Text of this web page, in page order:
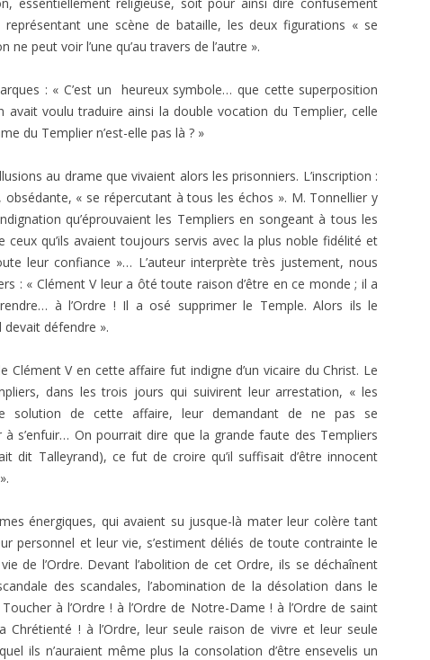
E.T. N° 409-410 SEPT. ET NOV.-
DÉC.1968
AOÛT 1968
E.T. N° 394 MARS AVRIL 1966
E. T. Nº 296, DÉC. 1951
E. T. Nº 291, AVRIL-MAI 1951
MAGISTER. MANUAL DEL
MAGISTER. MANUAL DEL
MAESTRO SECRETO.
JEAN-PAUL GARNIER. BARRAS, ROI
DU DIRECTOIRE.
une scène de bataille, les deux figurations « se
peut voir l’une qu’au travers de l’autre ».
: « C’est un heureux symbole… que cette superposition
avait voulu traduire ainsi la double vocation du Templier, celle
du Templier n’est-elle pas là ? »
au drame que vivaient alors les prisonniers. L’inscription :
« se répercutant à tous les échos ». M. Tonnellier y
qu’éprou­vaient les Templiers en songeant à tous les
qu’ils avaient toujours servis avec la plus noble fidélité et
leur confiance »… L’auteur inter­prète très justement, nous
: « Clément V leur a ôté toute raison d’être en ce monde ; il a
à l’Ordre ! Il a osé supprimer le Temple. Alors ils le
devait défendre ».
Clément V en cette affaire fut indigne d’un vicaire du Christ. Le
dans les trois jours qui suivirent leur arrestation, « les
solution de cette affaire, leur demandant de ne pas se
s’enfuir… On pourrait dire que la grande faute des Templiers
dit Talleyrand), ce fut de croire qu’il suffisait d’être innocent
énergiques, qui avaient su jusque-là mater leur colère tant
personnel et leur vie, s’estiment déliés de toute contrainte le
de l’Ordre. Devant l’abolition de cet Ordre, ils se déchaînent
des scandales, l’abomination de la désolation dans le
à l’Ordre ! à l’Ordre de Notre-Dame ! à l’Ordre de saint
Chrétienté ! à l’Ordre, leur seule raison de vivre et leur seule
ils n’auraient même plus la consolation d’être ensevelis un